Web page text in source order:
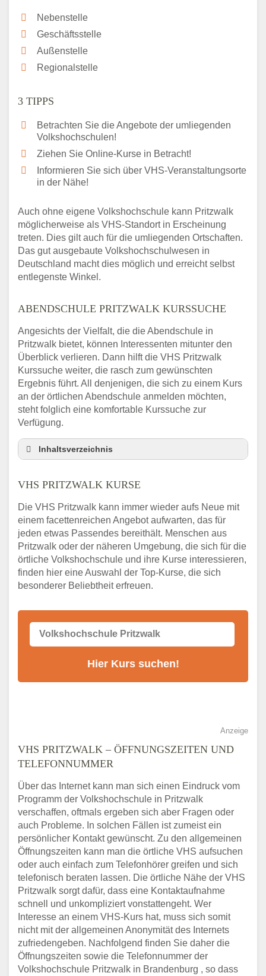
Nebenstelle
Geschäftsstelle
Außenstelle
Regionalstelle
3 TIPPS
Betrachten Sie die Angebote der umliegenden
Volkshochschulen!
Ziehen Sie Online-Kurse in Betracht!
Informieren Sie sich über VHS-Veranstaltungsorte
in der Nähe!
Auch ohne eigene Volkshochschule kann Pritzwalk
möglicherweise als VHS-Standort in Erscheinung
treten. Dies gilt auch für die umliegenden Ortschaften.
Das gut ausgebaute Volkshochschulwesen in
Deutschland macht dies möglich und erreicht selbst
entlegenste Winkel.
ABENDSCHULE PRITZWALK KURSSUCHE
Angesichts der Vielfalt, die die Abendschule in
Pritzwalk bietet, können Interessenten mitunter den
Überblick verlieren. Dann hilft die VHS Pritzwalk
Kurssuche weiter, die rasch zum gewünschten
Ergebnis führt. All denjenigen, die sich zu einem Kurs
an der örtlichen Abendschule anmelden möchten,
steht folglich eine komfortable Kurssuche zur
Verfügung.
Inhaltsverzeichnis
Umgebung
Abendschule Pritzwalk Kurssuche
VHS Pritzwalk Kurse
VHS Pritzwalk – Öffnungszeiten und
Telefonnummer
Stellenangebote der Volkshochschule
Pritzwalk
Alternativen zum VHS Programm 2026 in
VHS PRITZWALK KURSE
Die VHS Pritzwalk kann immer wieder aufs Neue mit
einem facettenreichen Angebot aufwarten, das für
jeden etwas Passendes bereithält. Menschen aus
Pritzwalk oder der näheren Umgebung, die sich für die
örtliche Volkshochschule und ihre Kurse interessieren,
finden hier eine Auswahl der Top-Kurse, die sich
besonderer Beliebtheit erfreuen.
Anzeige
VHS PRITZWALK – ÖFFNUNGSZEITEN UND
TELEFONNUMMER
Über das Internet kann man sich einen Eindruck vom
Programm der Volkshochschule in Pritzwalk
verschaffen, oftmals ergeben sich aber Fragen oder
auch Probleme. In solchen Fällen ist zumeist ein
persönlicher Kontakt gewünscht. Zu den allgemeinen
Öffnungszeiten kann man die örtliche VHS aufsuchen
oder auch einfach zum Telefonhörer greifen und sich
telefonisch beraten lassen. Die örtliche Nähe der VHS
Pritzwalk sorgt dafür, dass eine Kontaktaufnahme
schnell und unkompliziert vonstattengeht. Wer
Interesse an einem VHS-Kurs hat, muss sich somit
nicht mit der allgemeinen Anonymität des Internets
zufriedengeben. Nachfolgend finden Sie daher die
Öffnungszeiten sowie die Telefonnummer der
Volkshochschule Pritzwalk in Brandenburg , so dass